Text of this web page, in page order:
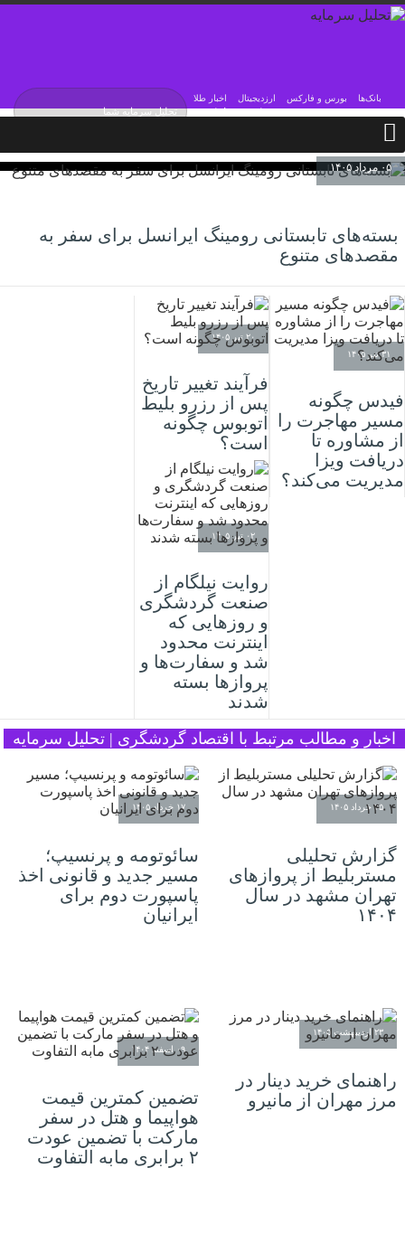
اخبار طلا ارزدیجیتال بورس و فارکس بانک‌ها
جمعه / ۱۶ مرداد / ۱۴۰۵
۰۵ مرداد ۱۴۰۵
بسته‌های تابستانی رومینگ ایرانسل برای سفر به
مقصدهای متنوع
۳۱ تیر ۱۴۰۵
فیدس چگونه
مسیر مهاجرت را
از مشاوره تا
دریافت ویزا
مدیریت می‌کند؟
۲۰ تیر ۱۴۰۵
فرآیند تغییر تاریخ
پس از رزرو بلیط
اتوبوس چگونه
است؟
۰۲ تیر ۱۴۰۵
روایت نیلگام از
صنعت گردشگری
و روزهایی که
اینترنت محدود
شد و سفارت‌ها و
پروازها بسته
شدند
اخبار و مطالب مرتبط با اقتصاد گردشگری | تحلیل سرمایه
۲۵ خرداد ۱۴۰۵
گزارش تحلیلی
مستربلیط از پروازهای
تهران مشهد در سال
۱۴۰۴
۱۷ خرداد ۱۴۰۵
سائوتومه و پرنسیپ؛
مسیر جدید و قانونی اخذ
پاسپورت دوم برای
ایرانیان
۲۳ اردیبهشت ۱۴۰۵
راهنمای خرید دینار در
مرز مهران از مانیرو
۰۹ اسفند ۱۴۰۴
تضمین کمترین قیمت
هواپیما و هتل در سفر
مارکت با تضمین عودت
۲ برابری مابه التفاوت